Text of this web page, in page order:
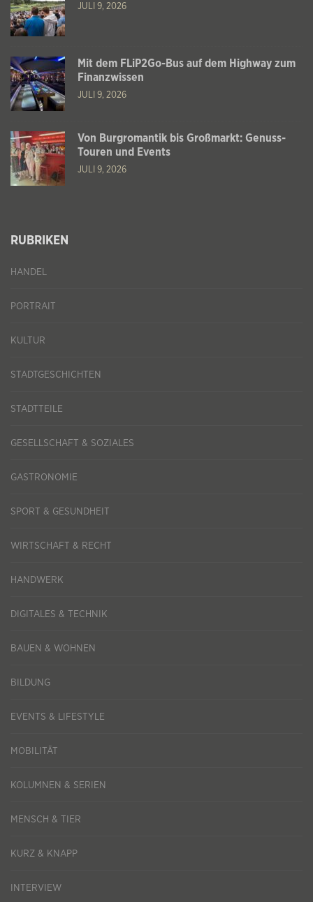
JULI 9, 2026
Mit dem FLiP2Go-Bus auf dem Highway zum
Finanzwissen
JULI 9, 2026
Von Burgromantik bis Großmarkt: Genuss-
Touren und Events
JULI 9, 2026
RUBRIKEN
HANDEL
PORTRAIT
KULTUR
STADTGESCHICHTEN
STADTTEILE
GESELLSCHAFT & SOZIALES
GASTRONOMIE
SPORT & GESUNDHEIT
WIRTSCHAFT & RECHT
HANDWERK
DIGITALES & TECHNIK
BAUEN & WOHNEN
BILDUNG
EVENTS & LIFESTYLE
MOBILITÄT
KOLUMNEN & SERIEN
MENSCH & TIER
KURZ & KNAPP
INTERVIEW